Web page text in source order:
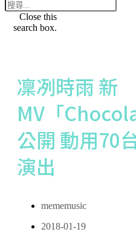
Close this
search box.
凜冽時雨 新
MV「
公開 動用70
演出
mememusic
2018-01-19